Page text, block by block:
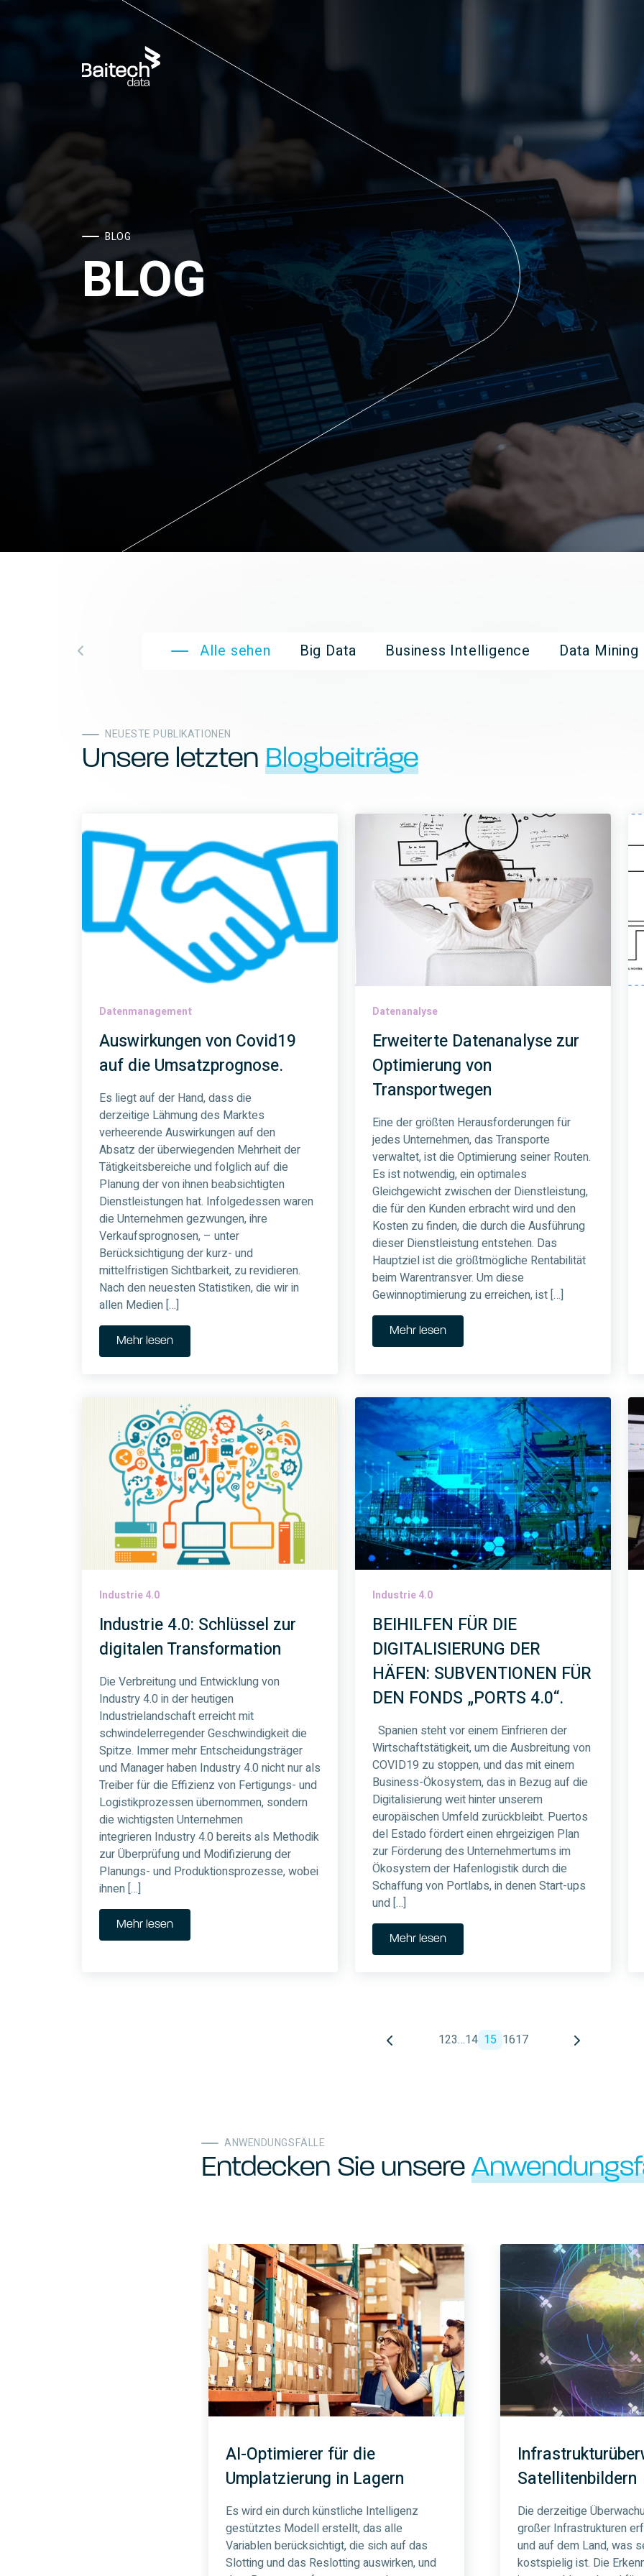
BLOG
BLOG
Alle sehen Big Data Business Intelligence Data Mining
NEUESTE PUBLIKATIONEN
Unsere letzten Blogbeiträge
Datenmanagement
Auswirkungen von Covid19
auf die Umsatzprognose.
Es liegt auf der Hand, dass die
derzeitige Lähmung des Marktes
verheerende Auswirkungen auf den
Absatz der überwiegenden Mehrheit der
Tätigkeitsbereiche und folglich auf die
Planung der von ihnen beabsichtigten
Dienstleistungen hat. Infolgedessen waren
die Unternehmen gezwungen, ihre
Verkaufsprognosen, – unter
Berücksichtigung der kurz- und
mittelfristigen Sichtbarkeit, zu revidieren.
Nach den neuesten Statistiken, die wir in
allen Medien […]
Mehr lesen
Datenanalyse
Erweiterte Datenanalyse zur
Optimierung von
Transportwegen
Eine der größten Herausforderungen für
jedes Unternehmen, das Transporte
verwaltet, ist die Optimierung seiner Routen.
Es ist notwendig, ein optimales
Gleichgewicht zwischen der Dienstleistung,
die für den Kunden erbracht wird und den
Kosten zu finden, die durch die Ausführung
dieser Dienstleistung entstehen. Das
Hauptziel ist die größtmögliche Rentabilität
beim Warentransver. Um diese
Gewinnoptimierung zu erreichen, ist […]
Mehr lesen
Industrie 4.0
Industrie 4.0: Schlüssel zur
digitalen Transformation
Die Verbreitung und Entwicklung von
Industry 4.0 in der heutigen
Industrielandschaft erreicht mit
schwindelerregender Geschwindigkeit die
Spitze. Immer mehr Entscheidungsträger
und Manager haben Industry 4.0 nicht nur als
Treiber für die Effizienz von Fertigungs- und
Logistikprozessen übernommen, sondern
die wichtigsten Unternehmen
integrieren Industry 4.0 bereits als Methodik
zur Überprüfung und Modifizierung der
Planungs- und Produktionsprozesse, wobei
ihnen […]
Mehr lesen
Industrie 4.0
BEIHILFEN FÜR DIE
DIGITALISIERUNG DER
HÄFEN: SUBVENTIONEN FÜR
DEN FONDS „PORTS 4.0“.
Spanien steht vor einem Einfrieren der
Wirtschaftstätigkeit, um die Ausbreitung von
COVID19 zu stoppen, und das mit einem
Business-Ökosystem, das in Bezug auf die
Digitalisierung weit hinter unserem
europäischen Umfeld zurückbleibt. Puertos
del Estado fördert einen ehrgeizigen Plan
zur Förderung des Unternehmertums im
Ökosystem der Hafenlogistik durch die
Schaffung von Portlabs, in denen Start-ups
und […]
Mehr lesen
123…14 15 1617
ANWENDUNGSFÄLLE
Entdecken Sie unsere
AI-Optimierer für die
Umplatzierung in Lagern
Es wird ein durch künstliche Intelligenz
gestütztes Modell erstellt, das alle
Variablen berücksichtigt, die sich auf das
Slotting und das Reslotting auswirken, und
Satellitenbildern
Die derzeitige
großer Infrastrukturen
und auf dem Land, was
kostspielig ist. Die